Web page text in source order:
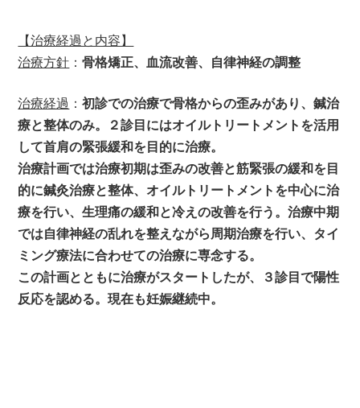
【治療経過と内容】
治療方針 ：骨格矯正、血流改善、自律神経の調整
治療経過 ：初診での治療で骨格からの歪みがあり、鍼治
療と整体のみ。２診目にはオイルトリートメントを活用
して首肩の緊張緩和を目的に治療。
治療計画では治療初期は歪みの改善と筋緊張の緩和を目
的に鍼灸治療と整体、オイルトリートメントを中心に治
療を行い、生理痛の緩和と冷えの改善を行う。治療中期
では自律神経の乱れを整えながら周期治療を行い、タイ
ミング療法に合わせての治療に専念する。
この計画とともに治療がスタートしたが、３診目で陽性
反応を認める。現在も妊娠継続中。